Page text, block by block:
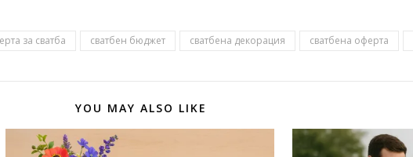
за сватба сватбен бюджет сватбена декорация сватбена оферта
YOU MAY ALSO LIKE